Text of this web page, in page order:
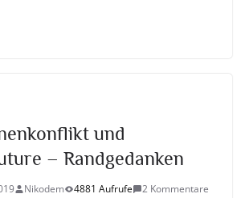
und
– Randgedanken
Nikodem 4881 Aufrufe
2 Kommentare